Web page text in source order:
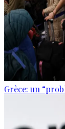
Grèce: un